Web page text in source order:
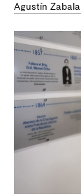
Agustín Zabala